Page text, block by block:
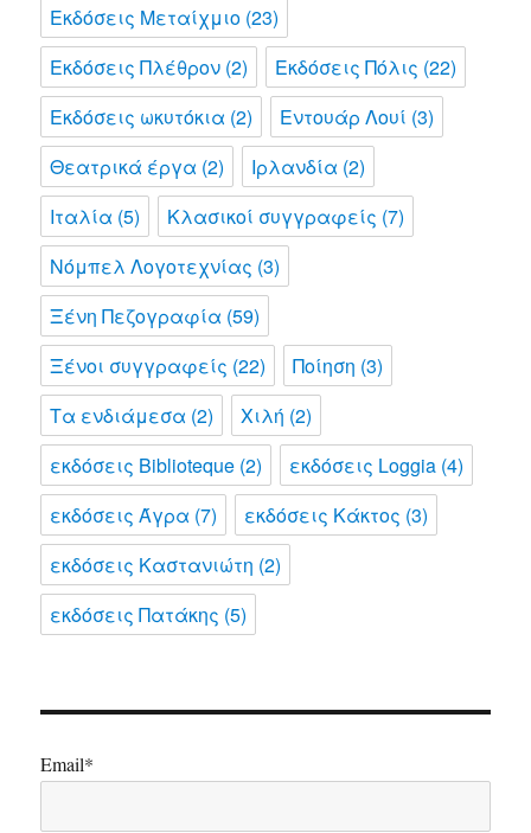
Εκδόσεις Μεταίχμιο (23)
Εκδόσεις Πλέθρον (2) Εκδόσεις Πόλις (22)
Εκδόσεις ωκυτόκια (2) Εντουάρ Λουί (3)
Θεατρικά έργα (2) Ιρλανδία (2)
Ιταλία (5) Κλασικοί συγγραφείς (7)
Νόμπελ Λογοτεχνίας (3)
Ξένη Πεζογραφία (59)
Ξένοι συγγραφείς (22) Ποίηση (3)
Τα ενδιάμεσα (2) Χιλή (2)
εκδόσεις Biblioteque (2) εκδόσεις Loggia (4)
εκδόσεις Άγρα (7) εκδόσεις Κάκτος (3)
εκδόσεις Καστανιώτη (2)
εκδόσεις Πατάκης (5)
Email*